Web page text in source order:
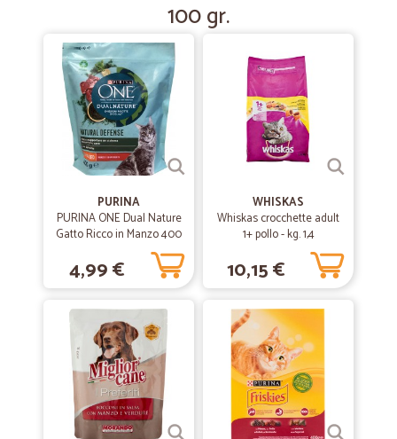
100 gr.
PURINA
PURINA ONE Dual Nature
Gatto Ricco in Manzo 400
4,99 €
WHISKAS
Whiskas crocchette adult
1+ pollo - kg. 1,4
10,15 €